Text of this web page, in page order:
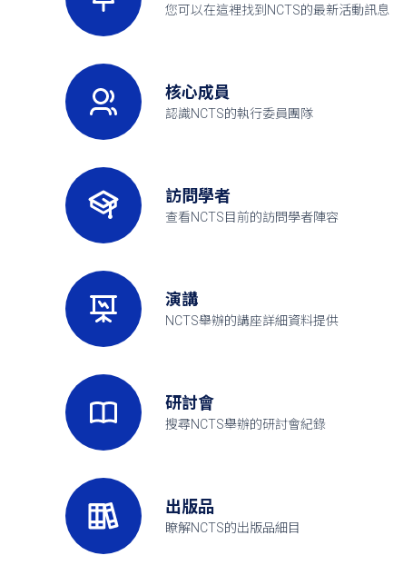
您可以在這裡找到NCTS的最新活動訊息
核心成員
認識NCTS的執行委員團隊
訪問學者
查看NCTS目前的訪問學者陣容
演講
NCTS舉辦的講座詳細資料提供
研討會
搜尋NCTS舉辦的研討會紀錄
出版品
瞭解NCTS的出版品細目